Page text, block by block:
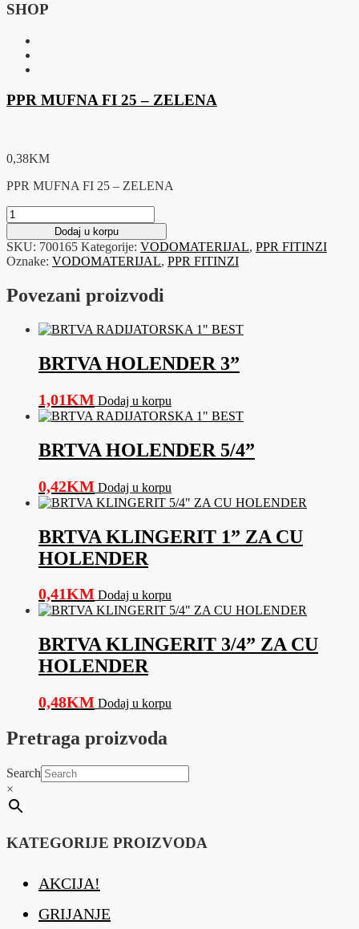
SHOP
PPR MUFNA FI 25 – ZELENA
0,38KM
PPR MUFNA FI 25 – ZELENA
PPR
MUFNA
FI
25
-
količina
Dodaj u korpu
SKU: 700165 Kategorije: VODOMATERIJAL, PPR FITINZI
Oznake: VODOMATERIJAL, PPR FITINZI
Povezani proizvodi
BRTVA HOLENDER 3”
1,01KM Dodaj u korpu
BRTVA HOLENDER 5/4”
0,42KM Dodaj u korpu
BRTVA KLINGERIT 1” ZA CU
HOLENDER
0,41KM Dodaj u korpu
BRTVA KLINGERIT 3/4” ZA CU
HOLENDER
0,48KM Dodaj u korpu
Pretraga proizvoda
Search
×
KATEGORIJE PROIZVODA
AKCIJA!
GRIJANJE